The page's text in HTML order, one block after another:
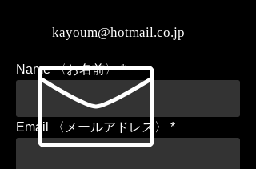
kayoum@hotmail.co.jp
Name 〈お名前〉
Email 〈メールアドレス〉